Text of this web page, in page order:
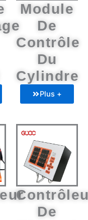
Module
De
Contrôle
Du
Cylindre
Plus +
De